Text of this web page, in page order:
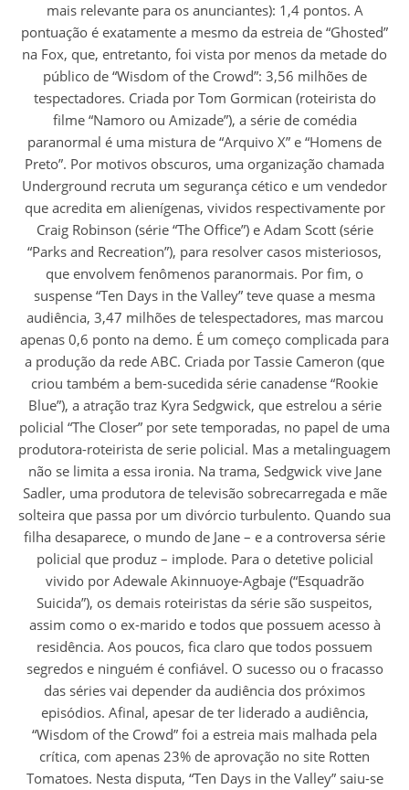
mais relevante para os anunciantes): 1,4 pontos. A
pontuação é exatamente a mesmo da estreia de “Ghosted”
na Fox, que, entretanto, foi vista por menos da metade do
público de “Wisdom of the Crowd”: 3,56 milhões de
tespectadores. Criada por Tom Gormican (roteirista do
filme “Namoro ou Amizade”), a série de comédia
paranormal é uma mistura de “Arquivo X” e “Homens de
Preto”. Por motivos obscuros, uma organização chamada
Underground recruta um segurança cético e um vendedor
que acredita em alienígenas, vividos respectivamente por
Craig Robinson (série “The Office”) e Adam Scott (série
“Parks and Recreation”), para resolver casos misteriosos,
que envolvem fenômenos paranormais. Por fim, o
suspense “Ten Days in the Valley” teve quase a mesma
audiência, 3,47 milhões de telespectadores, mas marcou
apenas 0,6 ponto na demo. É um começo complicada para
a produção da rede ABC. Criada por Tassie Cameron (que
criou também a bem-sucedida série canadense “Rookie
Blue”), a atração traz Kyra Sedgwick, que estrelou a série
policial “The Closer” por sete temporadas, no papel de uma
produtora-roteirista de serie policial. Mas a metalinguagem
não se limita a essa ironia. Na trama, Sedgwick vive Jane
Sadler, uma produtora de televisão sobrecarregada e mãe
solteira que passa por um divórcio turbulento. Quando sua
filha desaparece, o mundo de Jane – e a controversa série
policial que produz – implode. Para o detetive policial
vivido por Adewale Akinnuoye-Agbaje (“Esquadrão
Suicida”), os demais roteiristas da série são suspeitos,
assim como o ex-marido e todos que possuem acesso à
residência. Aos poucos, fica claro que todos possuem
segredos e ninguém é confiável. O sucesso ou o fracasso
das séries vai depender da audiência dos próximos
episódios. Afinal, apesar de ter liderado a audiência,
“Wisdom of the Crowd” foi a estreia mais malhada pela
crítica, com apenas 23% de aprovação no site Rotten
Tomatoes. Nesta disputa, “Ten Days in the Valley” saiu-se